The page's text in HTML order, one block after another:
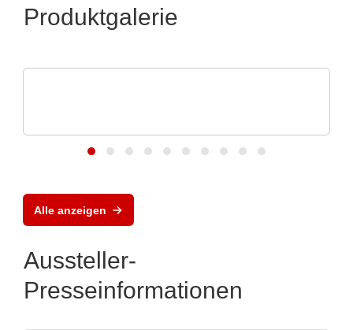
Produktgalerie
Alle anzeigen
Aussteller-
Presseinformationen